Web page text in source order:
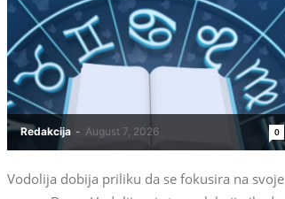
Redakcija - August 7, 2026 0
Vodolija dobija priliku da se fokusira na svoje